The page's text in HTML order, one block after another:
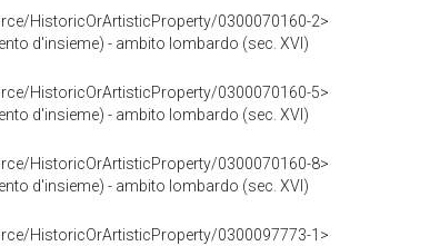
HistoricOrArtisticProperty/0300070160-2>
d'insieme) - ambito lombardo (sec. XVI)
HistoricOrArtisticProperty/0300070160-5>
d'insieme) - ambito lombardo (sec. XVI)
HistoricOrArtisticProperty/0300070160-8>
d'insieme) - ambito lombardo (sec. XVI)
HistoricOrArtisticProperty/0300097773-1>